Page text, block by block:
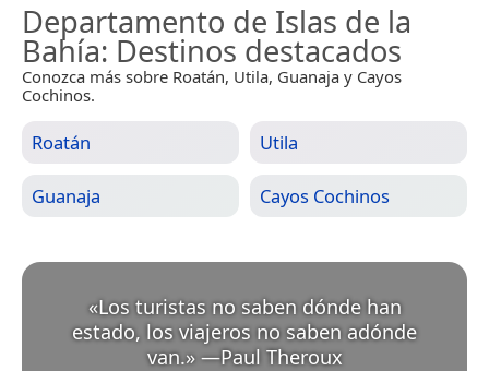
Departamento de Islas de la
Bahía: Destinos destacados
Conozca más sobre Roatán, Utila, Guanaja y Cayos
Cochinos.
Roatán Utila
Guanaja Cayos Cochinos
«Los turistas no saben dónde han
estado, los viajeros no saben adónde
van.» —Paul Theroux